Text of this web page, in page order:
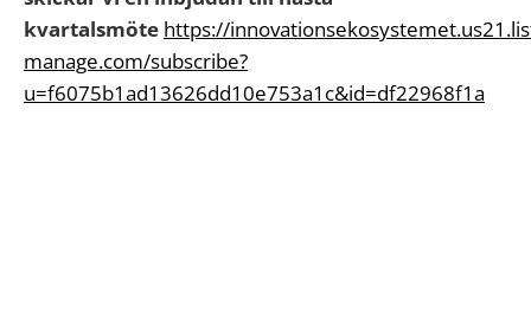
kvartalsmöte https://
manage.com/subscribe?
u=f6075b1ad13626dd10e753a1c&id=df22968f1a